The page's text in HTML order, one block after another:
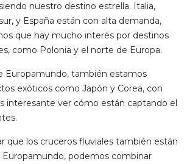
nuestro destino estrella. Italia,
y España están con alta demanda,
que hay mucho interés por destinos
como Polonia y el norte de Europa.
Europamundo, también estamos
exóticos como Japón y Corea, con
interesante ver cómo están captando el
que los cruceros fluviales también están
Europamundo, podemos combinar